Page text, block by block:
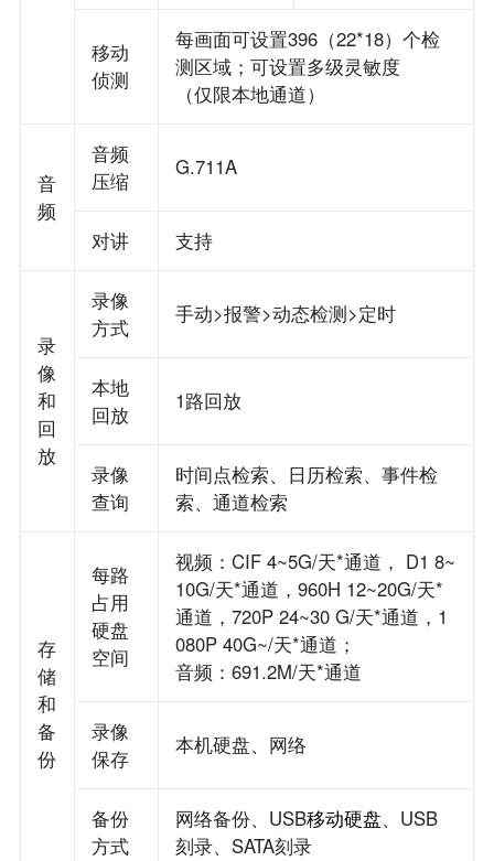
移动
侦测
每画面可设置396（22*18）个检
测区域；可设置多级灵敏度
（仅限本地通道）
音
频
音频
压缩
G.711A
对讲 支持
录
像
和
回
放
录像
方式
手动>报警>动态检测>定时
本地
回放
1路回放
录像
查询
时间点检索、日历检索、事件检
索、通道检索
存
储
和
备
份
每路
占用
硬盘
空间
视频：CIF 4~5G/天*通道， D1 8~
10G/天*通道，960H 12~20G/天*
通道，720P 24~30 G/天*通道，1
080P 40G~/天*通道；
音频：691.2M/天*通道
录像
保存
本机硬盘、网络
备份
方式
网络备份、USB移动硬盘、USB
刻录、SATA刻录